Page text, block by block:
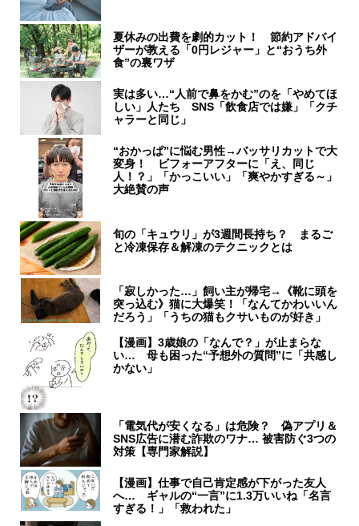
夏休みの出費を劇的カット！ 節約アドバイ
ザーが教える「0円レジャー」と“おうち外
食”の裏ワザ
実は多い…“人前で鼻をかむ”のを「やめてほ
しい」人たち SNS「飲食店では嫌」「クチ
ャラーと同じ」
“おかっぱ”に悩む男性→バッサリカットで大
変身！ ビフォーアフターに「え、同じ
人！？」「かっこいい」「爽やかすぎる～」
大絶賛の声
旬の「キュウリ」が3週間長持ち？ まるご
と冷凍保存＆解凍のテクニックとは
「寂しかった…」飼い主が帰宅→《靴に頭を
突っ込む》猫に大爆笑！「なんてかわいいん
だろう」「うちの猫もクサいものが好き」
【漫画】3歳娘の「なんで？」が止まらな
い… 母も困った“予想外の質問”に「共感し
かない」
「電気代が安くなる」は危険？ 偽アプリ＆
SNS広告に潜む詐欺のワナ… 被害防ぐ3つの
対策【専門家解説】
【漫画】仕事で自己肯定感が下がった友人
へ… ギャルの“一言”に1.3万いいね「名言
すぎる！」「救われた」